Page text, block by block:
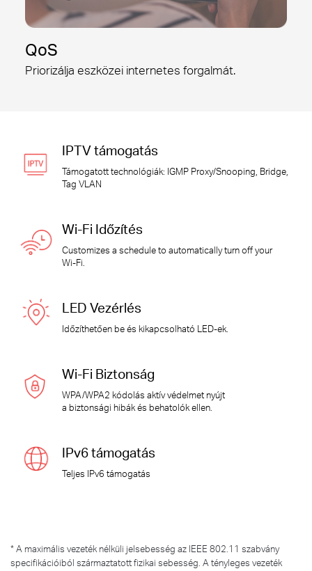
QoS
Priorizálja eszközei internetes forgalmát.
IPTV támogatás
Támogatott technológiák: IGMP Proxy/Snooping, Bridge,
Tag VLAN
Wi-Fi Időzítés
Customizes a schedule to automatically turn off your
Wi-Fi.
LED Vezérlés
Időzíthetően be és kikapcsolható LED-ek.
Wi-Fi Biztonság
WPA/WPA2 kódolás aktív védelmet nyújt
a biztonsági hibák és behatolók ellen.
IPv6 támogatás
Teljes IPv6 támogatás
*A maximális vezeték nélküli jelsebesség az IEEE 802.11 szabvány
specifikációiból származtatott fizikai sebesség. A tényleges vezeték